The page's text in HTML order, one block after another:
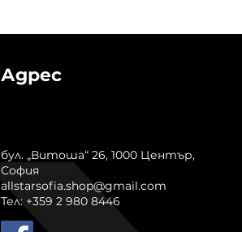
Адрес
бул. „Витоша“ 26, 1000 Център,
София
allstarsofia.shop@gmail.com
Тел: +359 2 980 8446